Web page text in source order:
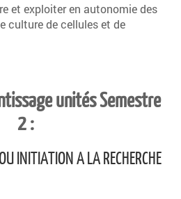
et exploiter en autonomie des
culture de cellules et de
unités Semestre
2 :
INITIATION A LA RECHERCHE